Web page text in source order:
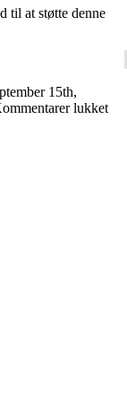
til at støtte denne
15th,
lukkettil